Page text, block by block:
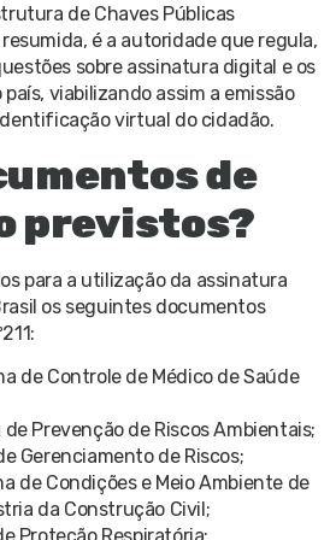
de Chaves Públicas
é a autoridade que regula,
sobre assinatura digital e os
viabilizando assim a emissão
virtual do cidadão.
de
previstos?
para a utilização da assinatura
os seguintes documentos
de Controle de Médico de Saúde
de Prevenção de Riscos Ambientais;
Gerenciamento de Riscos;
de Condições e Meio Ambiente de
da Construção Civil;